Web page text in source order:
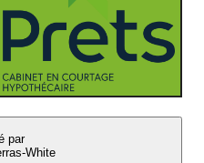
par
White